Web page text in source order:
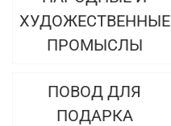
ХУДОЖЕСТВЕННЫЕ
ПРОМЫСЛЫ
ПОВОД ДЛЯ
ПОДАРКА